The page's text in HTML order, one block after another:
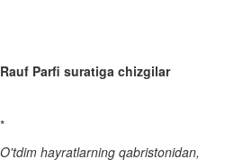
Rauf Parfi suratiga chizgilar
*
O'tdim hayratlarning qabristonidan,